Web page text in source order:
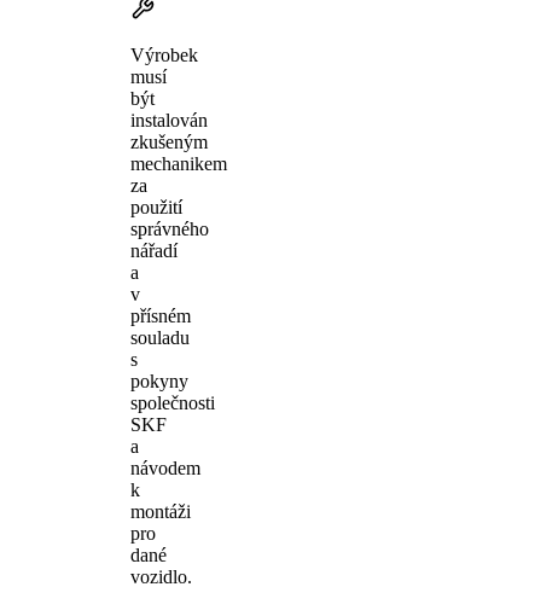
Výrobek
musí
být
instalován
zkušeným
mechanikem
za
použití
správného
nářadí
a
v
přísném
souladu
s
pokyny
společnosti
SKF
a
návodem
k
montáži
pro
dané
vozidlo.